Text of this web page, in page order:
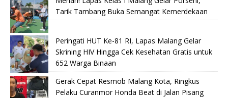
Tarik Tambang Buka Semangat Kemerdekaan
Peringati HUT Ke-81 RI, Lapas Malang Gelar
Skrining HIV Hingga Cek Kesehatan Gratis untuk
652 Warga Binaan
Gerak Cepat Resmob Malang Kota, Ringkus
Pelaku Curanmor Honda Beat di Jalan Pisang